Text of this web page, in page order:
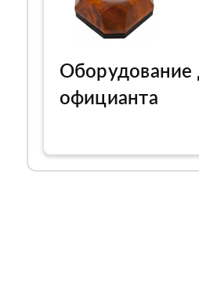
Оборудование
официанта